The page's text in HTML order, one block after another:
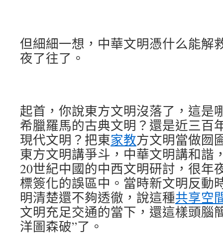
但細細一想，中華文明憑什么能解
夜了往了。
起首，你說東方文明沒落了，這是
希臘羅馬的古典文明？還是近三百
現代文明？把東家教方文明當做囫
東方文明講爭斗，中華文明講和諧
20世紀中國的中西文明研討，很年
標簽化的誤區中。當時新文明反動
明清楚還不夠透徹，說這種共享空
文明充足交通的當下，還這樣頭腦
洋圖森破”了。